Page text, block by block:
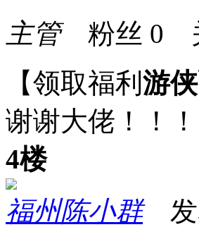
主管粉丝 0
【领取福利 游
谢谢大佬！！
4楼
福州陈小群发